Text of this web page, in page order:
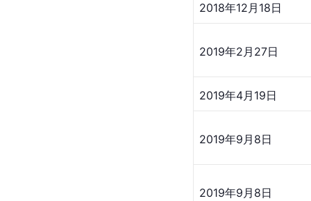
2018年12月18日
2019年2月27日
2019年4月19日
2019年9月8日
2019年9月8日